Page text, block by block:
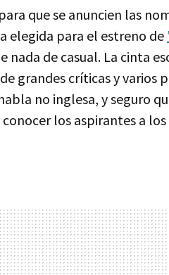
que se anuncien las
elegida para el estreno de
nada de casual. La cinta
grandes críticas y varios
no inglesa, y seguro
conocer los aspirantes a